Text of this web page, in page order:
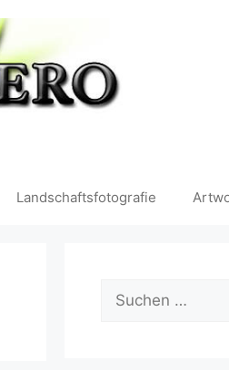
Landschaftsfotografie
Suchen
nach: